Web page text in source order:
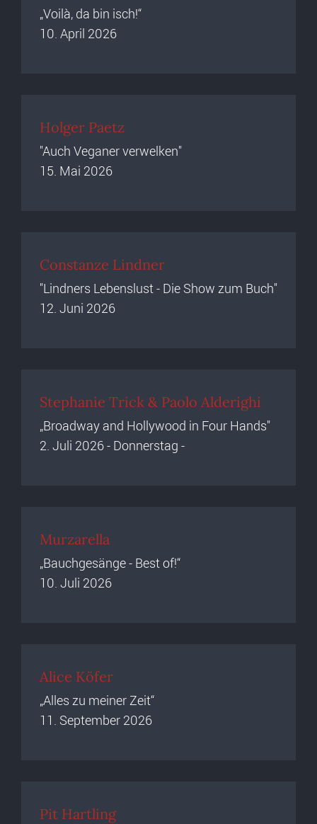
„Voilà, da bin isch!“
10. April 2026
Holger Paetz
"Auch Veganer verwelken"
15. Mai 2026
Constanze Lindner
"Lindners Lebenslust - Die Show zum Buch"
12. Juni 2026
Stephanie Trick & Paolo Alderighi
„Broadway and Hollywood in Four Hands"
2. Juli 2026 - Donnerstag -
Murzarella
„Bauchgesänge - Best of!“
10. Juli 2026
Alice Köfer
„Alles zu meiner Zeit“
11. September 2026
Pit Hartling